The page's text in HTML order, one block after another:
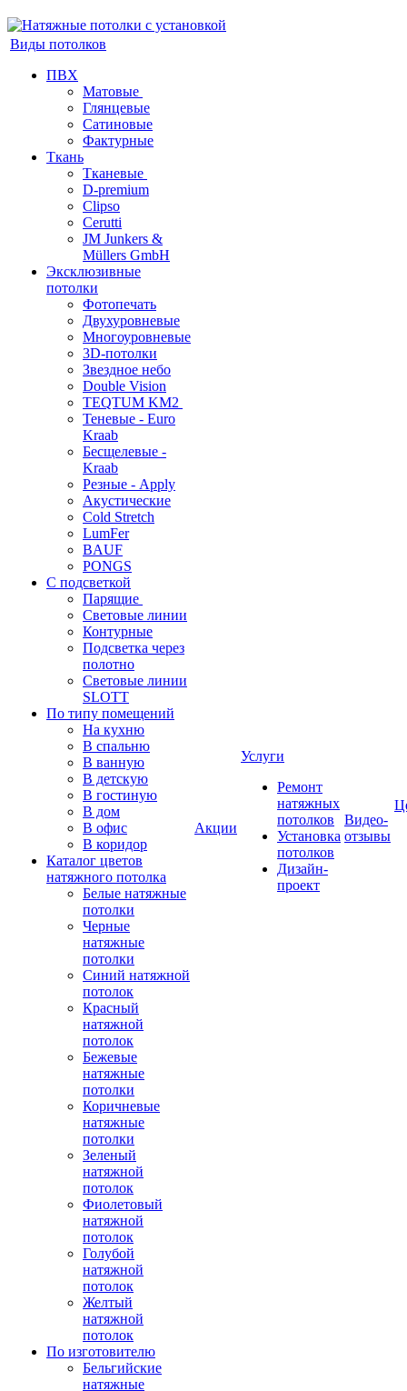
Виды потолков
ПВХ
Матовые
Глянцевые
Сатиновые
Фактурные
Ткань
Тканевые
D-premium
Clipso
Cerutti
JM Junkers &
Müllers GmbH
Эксклюзивные
потолки
Фотопечать
Двухуровневые
Многоуровневые
3D-потолки
Звездное небо
Double Vision
TEQTUM KM2
Теневые - Euro
Kraab
Бесщелевые -
Kraab
Резные - Apply
Акустические
Cold Stretch
LumFer
BAUF
PONGS
С подсветкой
Парящие
Световые линии
Контурные
Подсветка через
полотно
Световые линии
SLOTT
По типу помещений
На кухню
В спальню
В ванную
В детскую
В гостиную
В дом
В офис
В коридор
Каталог цветов
натяжного потолка
Белые натяжные
потолки
Черные
натяжные
потолки
Синий натяжной
потолок
Красный
натяжной
потолок
Бежевые
натяжные
потолки
Коричневые
натяжные
потолки
Зеленый
натяжной
потолок
Фиолетовый
натяжной
потолок
Голубой
натяжной
потолок
Желтый
натяжной
потолок
По изготовителю
Бельгийские
натяжные
Акции
Услуги
Ремонт
натяжных
потолков
Установка
потолков
Дизайн-
проект
Видео-
отзывы